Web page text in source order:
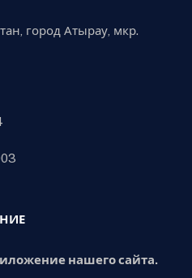
город Атырау, мкр.
нашего сайта.